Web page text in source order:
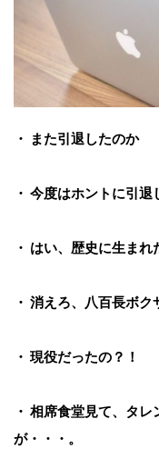
・ また引退したのか
・ 今度はホントに引退
・ はい、歴史に生ま
・ 消えろ、八百長ボク
・ 現役だったの？！
・ 相席食堂見て、タ
が・・・。